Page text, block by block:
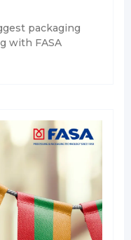
packaging
with FASA